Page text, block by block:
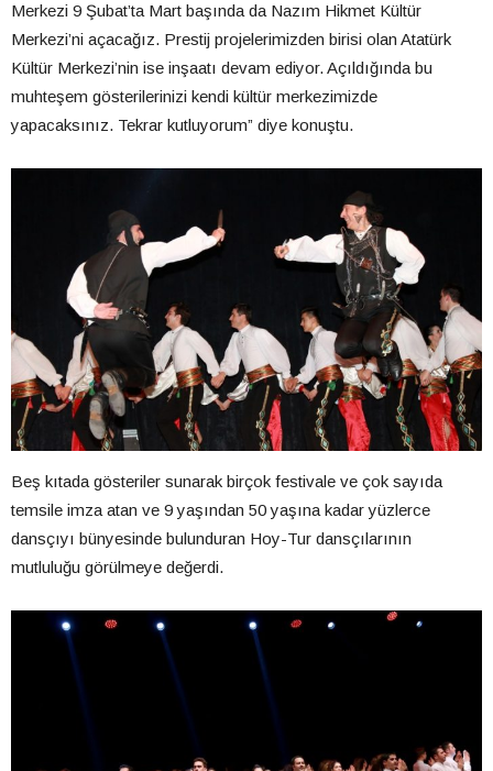
Merkezi 9 Şubat’ta Mart başında da Nazım Hikmet Kültür
Merkezi’ni açacağız. Prestij projelerimizden birisi olan Atatürk
Kültür Merkezi’nin ise inşaatı devam ediyor. Açıldığında bu
muhteşem gösterilerinizi kendi kültür merkezimizde
yapacaksınız. Tekrar kutluyorum” diye konuştu.
Beş kıtada gösteriler sunarak birçok festivale ve çok sayıda
temsile imza atan ve 9 yaşından 50 yaşına kadar yüzlerce
dansçıyı bünyesinde bulunduran Hoy-Tur dansçılarının
mutluluğu görülmeye değerdi.